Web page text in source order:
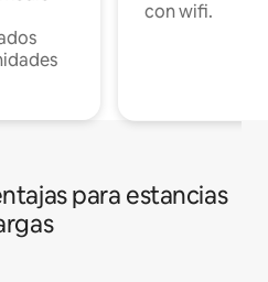
con wifi.
para estancias